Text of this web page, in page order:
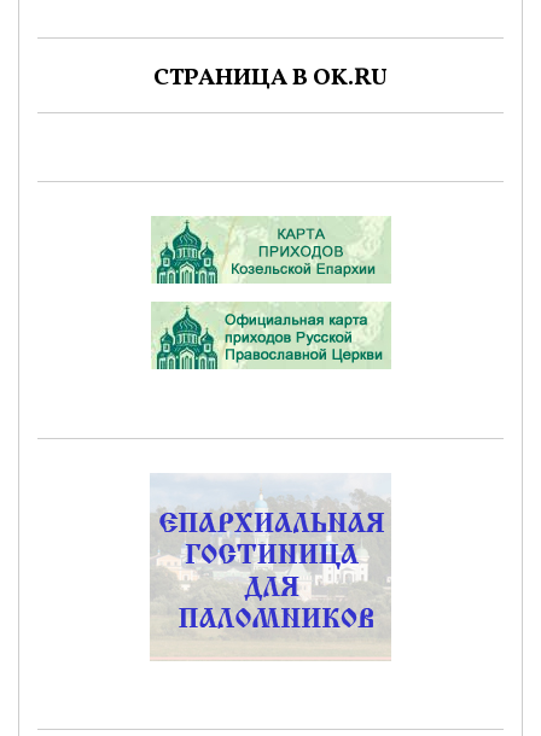
СТРАНИЦА В OK.RU